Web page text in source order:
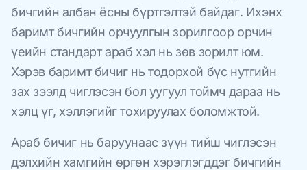
бичгийн албан ёсны бүртгэлтэй байдаг. Ихэнх
баримт бичгийн орчуулгын зорилгоор орчин
үеийн стандарт араб хэл нь зөв зорилт юм.
Хэрэв баримт бичиг нь тодорхой бүс нутгийн
зах зээлд чиглэсэн бол уугуул тоймч дараа нь
хэлц үг, хэллэгийг тохируулах боломжтой.
Араб бичиг нь баруунаас зүүн тийш чиглэсэн
дэлхийн хамгийн өргөн хэрэглэгддэг бичгийн